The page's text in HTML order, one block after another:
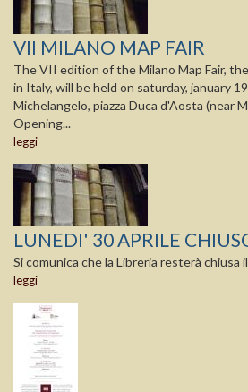
VII MILANO MAP FAIR
The VII edition of the Milano Map Fair,
in Italy, will be held on saturday, january
Michelangelo, piazza Duca d'Aosta (near
Opening...
leggi
LUNEDI' 30 APRILE
Si comunica che la Libreria resterà chiusa
leggi